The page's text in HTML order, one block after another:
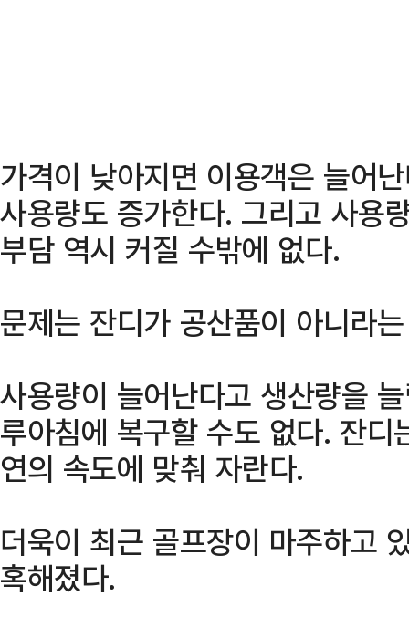
가격이 낮아지면 이용객은 늘어
사용량도 증가한다. 그리고 사용
부담 역시 커질 수밖에 없다.
문제는 잔디가 공산품이 아니라
사용량이 늘어난다고 생산량을
루아침에 복구할 수도 없다. 잔
연의 속도에 맞춰 자란다.
더욱이 최근 골프장이 마주하고
혹해졌다.